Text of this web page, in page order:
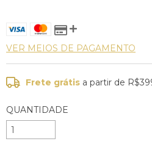
VER MEIOS DE PAGAMENTO
Frete grátis a partir de
QUANTIDADE